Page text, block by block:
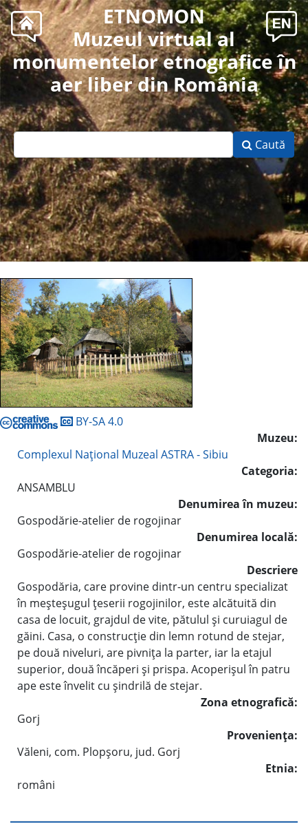
ETNOMON
Muzeul virtual al
monumentelor etnografice în
aer liber din România
Caută
BY-SA 4.0
Muzeu:
Complexul Naţional Muzeal ASTRA - Sibiu
Categoria:
ANSAMBLU
Denumirea în muzeu:
Gospodărie-atelier de rogojinar
Denumirea locală:
Gospodărie-atelier de rogojinar
Descriere
Gospodăria, care provine dintr-un centru specializat
în meşteşugul ţeserii rogojinilor, este alcătuită din
casa de locuit, grajdul de vite, pătulul şi curuiagul de
găini. Casa, o construcţie din lemn rotund de stejar,
pe două niveluri, are pivniţa la parter, iar la etajul
superior, două încăperi şi prispa. Acoperişul în patru
ape este învelit cu şindrilă de stejar.
Zona etnografică:
Gorj
Provenienţa:
Văleni, com. Plopşoru, jud. Gorj
Etnia:
români